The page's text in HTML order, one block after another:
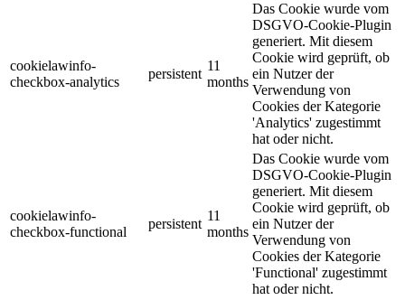
cookielawinfo-
checkbox-analytics
persistent
11
months
Das Cookie wurde vom
DSGVO-Cookie-Plugin
generiert. Mit diesem
Cookie wird geprüft, ob
ein Nutzer der
Verwendung von
Cookies der Kategorie
'Analytics' zugestimmt
hat oder nicht.
cookielawinfo-
checkbox-functional
persistent
11
months
Das Cookie wurde vom
DSGVO-Cookie-Plugin
generiert. Mit diesem
Cookie wird geprüft, ob
ein Nutzer der
Verwendung von
Cookies der Kategorie
'Functional' zugestimmt
hat oder nicht.